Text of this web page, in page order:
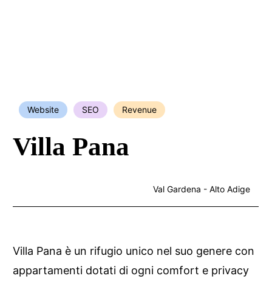
Website SEO Revenue
Villa Pana
Val Gardena - Alto Adige
Villa Pana è un rifugio unico nel suo genere con
appartamenti dotati di ogni comfort e privacy